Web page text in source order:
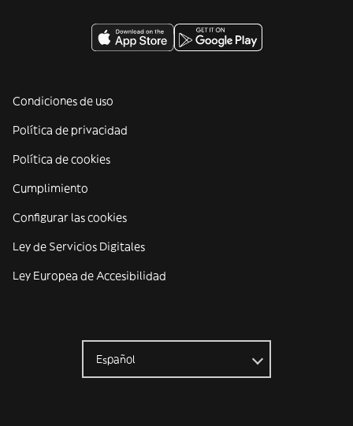
Condiciones de uso
Política de privacidad
Política de cookies
Cumplimiento
Configurar las cookies
Ley de Servicios Digitales
Ley Europea de Accesibilidad